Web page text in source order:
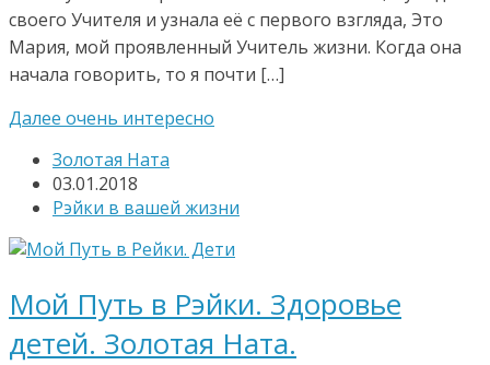
своего Учителя и узнала её с первого взгляда, Это
Мария, мой проявленный Учитель жизни. Когда она
начала говорить, то я почти […]
Далее очень интересно
Золотая Ната
03.01.2018
Рэйки в вашей жизни
Мой Путь в Рэйки. Здоровье
детей. Золотая Ната.